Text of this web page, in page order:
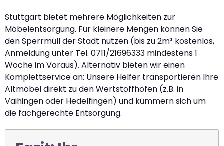
Stuttgart bietet mehrere Möglichkeiten zur
Möbelentsorgung. Für kleinere Mengen können Sie
den Sperrmüll der Stadt nutzen (bis zu 2m³ kostenlos,
Anmeldung unter Tel. 0711/21696333 mindestens 1
Woche im Voraus). Alternativ bieten wir einen
Komplettservice an: Unsere Helfer transportieren Ihre
Altmöbel direkt zu den Wertstoffhöfen (z.B. in
Vaihingen oder Hedelfingen) und kümmern sich um
die fachgerechte Entsorgung.